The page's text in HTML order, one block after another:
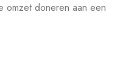
omzet doneren aan een